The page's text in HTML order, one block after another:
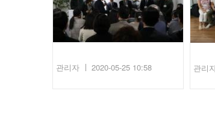
관리자 2020-05-25 10:58 관리